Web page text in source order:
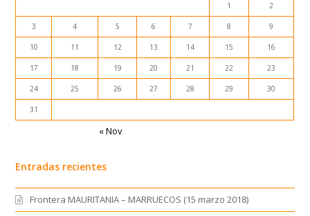
1
2
3 4 5 6 7 8 9
10 11 12 13 14 15 16
17 18 19 20 21 22 23
24 25 26 27 28 29 30
31
« Nov
Entradas recientes
Frontera MAURITANIA – MARRUECOS (15 marzo 2018)